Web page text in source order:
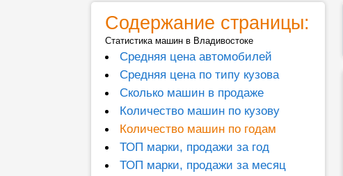
Содержание страницы:
Статистика машин в Владивостоке
Средняя цена автомобилей
Средняя цена по типу кузова
Сколько машин в продаже
Количество машин по кузову
Количество машин по годам
ТОП марки, продажи за год
ТОП марки, продажи за месяц